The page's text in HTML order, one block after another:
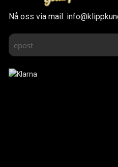
Nå oss via mail: